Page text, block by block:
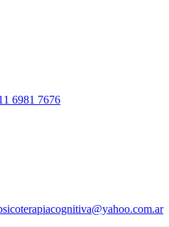
6981 7676